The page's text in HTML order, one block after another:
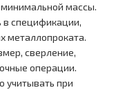
минимальной массы.
в спецификации,
сверление,
операции.
учитывать при